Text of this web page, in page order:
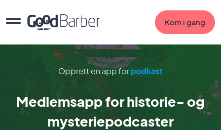
Kom i gang
Opprett en app forpodkast
Medlemsapp for historie- og
mysteriepodcaster